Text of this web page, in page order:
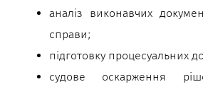
аналіз виконавчих
справи;
підготовку процесуальних
судове оскарження